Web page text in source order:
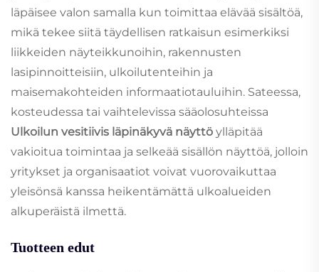
läpäisee valon samalla kun toimittaa elävää sisältöä,
mikä tekee siitä täydellisen ratkaisun esimerkiksi
liikkeiden näyteikkunoihin, rakennusten
lasipinnoitteisiin, ulkoilutenteihin ja
maisemakohteiden informaatiotauluihin. Sateessa,
kosteudessa tai vaihtelevissa sääolosuhteissa
Ulkoilun vesitiivis läpinäkyvä näyttö ylläpitää
vakioitua toimintaa ja selkeää sisällön näyttöä, jolloin
yritykset ja organisaatiot voivat vuorovaikuttaa
yleisönsä kanssa heikentämättä ulkoalueiden
alkuperäistä ilmettä.
Tuotteen edut